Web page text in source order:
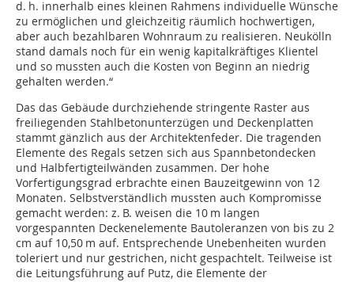
d. h. innerhalb eines kleinen Rahmens individuelle Wünsche
zu ermöglichen und gleichzeitig räumlich hochwertigen,
aber auch bezahlbaren Wohnraum zu realisieren. Neukölln
stand damals noch für ein wenig kapitalkräftiges Klientel
und so mussten auch die Kos­ten von Beginn an niedrig
gehalten werden.“
Das das Gebäude durchziehende stringente Raster aus
freiliegenden Stahlbetonunterzügen und Deckenplatten
stammt gänzlich aus der Architektenfeder. Die tragenden
Elemente des Regals setzen sich aus Spannbetondecken
und Halbfertigteilwänden zusammen. Der hohe
Vorfertigungsgrad erbrachte einen Bauzeitgewinn von 12
Monaten. Selbstverständlich mussten auch Kompromisse
gemacht werden: z. B. weisen die 10 m langen
vorgespannten Deckenelemente Bautoleranzen von bis zu 2
cm auf 10,50 m auf. Entsprechende Unebenheiten wurden
toleriert und nur gestrichen, nicht gespachtelt. Teilweise ist
die Leitungsführung auf Putz, die Elemente der